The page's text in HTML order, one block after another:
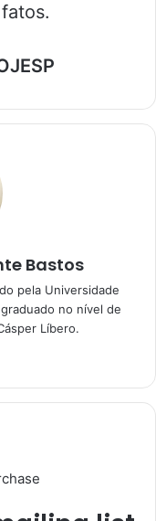
Bastos
pela Universidade
no nível de
Líbero.